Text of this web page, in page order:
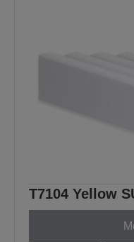
T7104 Yellow